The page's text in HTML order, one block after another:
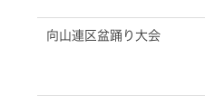
向山連区盆踊り大会